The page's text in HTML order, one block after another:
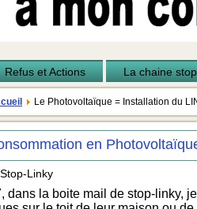
Refus et Actions La chaine
Le Photovoltaïque = Installation du
en
Linky
dans la boite mail de stop-linky,